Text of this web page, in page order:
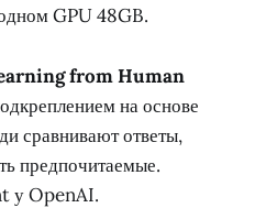
GPU 48GB.
from Human
на основе
сравнивают ответы,
предпочитаемые.
у OpenAI.